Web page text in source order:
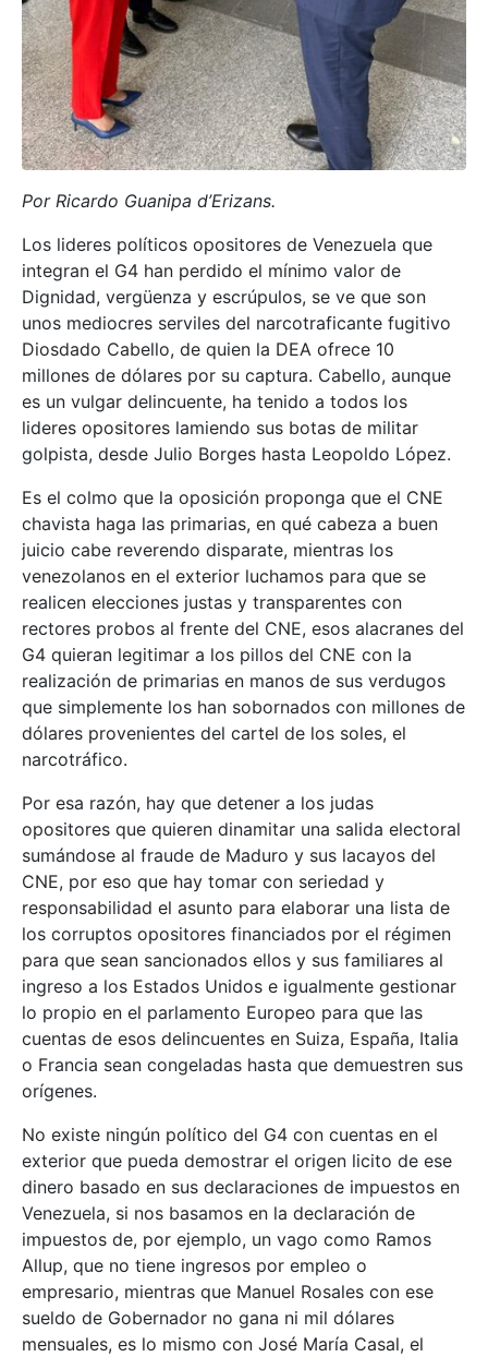
Por Ricardo Guanipa d’Erizans.
Los lideres políticos opositores de Venezuela que
integran el G4 han perdido el mínimo valor de
Dignidad, vergüenza y escrúpulos, se ve que son
unos mediocres serviles del narcotraficante fugitivo
Diosdado Cabello, de quien la DEA ofrece 10
millones de dólares por su captura. Cabello, aunque
es un vulgar delincuente, ha tenido a todos los
lideres opositores lamiendo sus botas de militar
golpista, desde Julio Borges hasta Leopoldo López.
Es el colmo que la oposición proponga que el CNE
chavista haga las primarias, en qué cabeza a buen
juicio cabe reverendo disparate, mientras los
venezolanos en el exterior luchamos para que se
realicen elecciones justas y transparentes con
rectores probos al frente del CNE, esos alacranes del
G4 quieran legitimar a los pillos del CNE con la
realización de primarias en manos de sus verdugos
que simplemente los han sobornados con millones de
dólares provenientes del cartel de los soles, el
narcotráfico.
Por esa razón, hay que detener a los judas
opositores que quieren dinamitar una salida electoral
sumándose al fraude de Maduro y sus lacayos del
CNE, por eso que hay tomar con seriedad y
responsabilidad el asunto para elaborar una lista de
los corruptos opositores financiados por el régimen
para que sean sancionados ellos y sus familiares al
ingreso a los Estados Unidos e igualmente gestionar
lo propio en el parlamento Europeo para que las
cuentas de esos delincuentes en Suiza, España, Italia
o Francia sean congeladas hasta que demuestren sus
orígenes.
No existe ningún político del G4 con cuentas en el
exterior que pueda demostrar el origen licito de ese
dinero basado en sus declaraciones de impuestos en
Venezuela, si nos basamos en la declaración de
impuestos de, por ejemplo, un vago como Ramos
Allup, que no tiene ingresos por empleo o
empresario, mientras que Manuel Rosales con ese
sueldo de Gobernador no gana ni mil dólares
mensuales, es lo mismo con José María Casal, el